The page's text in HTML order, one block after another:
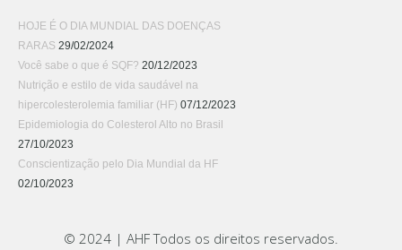
HOJE É O DIA MUNDIAL DAS DOENÇAS
RARAS 29/02/2024
Você sabe o que é SQF? 20/12/2023
Nutrição e estilo de vida saudável na
hipercolesterolemia familiar (HF) 07/12/2023
Epidemiologia do Colesterol Alto no Brasil
27/10/2023
Conscientização pelo Dia Mundial da HF
02/10/2023
© 2024 | AHF Todos os direitos reservados.